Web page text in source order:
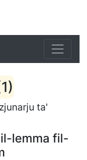
ta'
lemma fil-